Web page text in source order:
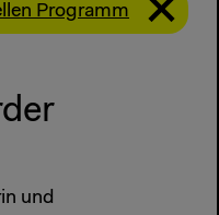
Programm
und